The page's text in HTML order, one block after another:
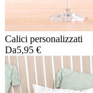
Calici personalizzati
Da5,95 €